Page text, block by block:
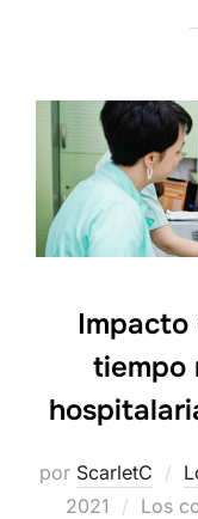
Impacto
tiempo
por ScarletC
2021
Los